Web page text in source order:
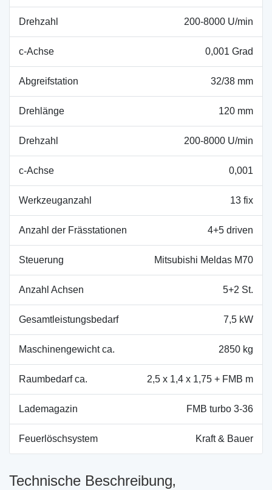
Drehzahl 200-8000 U/min
c-Achse 0,001 Grad
Abgreifstation 32/38 mm
Drehlänge 120 mm
Drehzahl 200-8000 U/min
c-Achse 0,001
Werkzeuganzahl 13 fix
Anzahl der Frässtationen 4+5 driven
Steuerung Mitsubishi Meldas M70
Anzahl Achsen 5+2 St.
Gesamtleistungsbedarf 7,5 kW
Maschinengewicht ca. 2850 kg
Raumbedarf ca. 2,5 x 1,4 x 1,75 + FMB m
Lademagazin FMB turbo 3-36
Feuerlöschsystem Kraft & Bauer
Technische Beschreibung‚